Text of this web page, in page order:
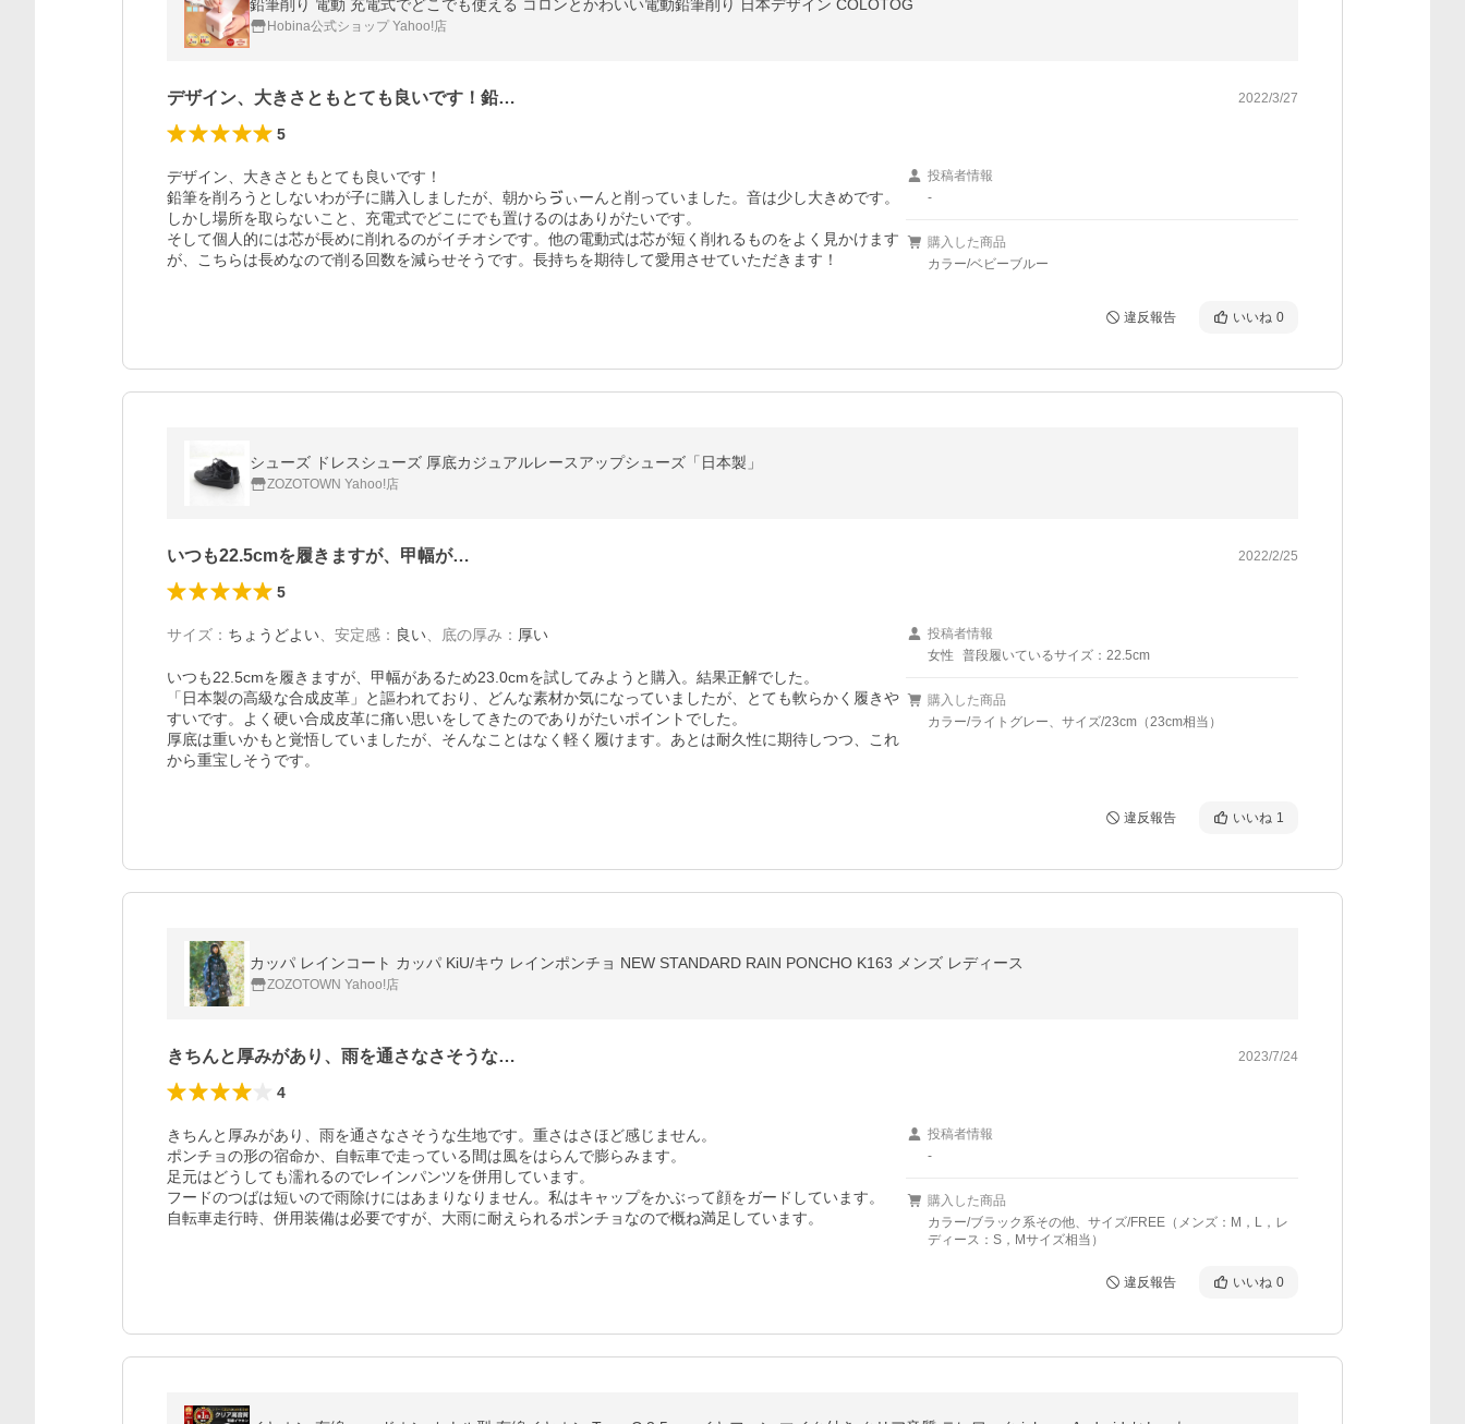
鉛筆削り 電動 充電式でどこでも使える コロンとかわいい電動鉛筆削り 日本デザイン COLOTOG
Hobina公式ショップ Yahoo!店
デザイン、大きさともとても良いです！鉛… 2022/3/27
5
デザイン、大きさともとても良いです！
鉛筆を削ろうとしないわが子に購入しましたが、朝からゔぃーんと削っていました。音は少し大きめです。
しかし場所を取らないこと、充電式でどこにでも置けるのはありがたいです。
そして個人的には芯が長めに削れるのがイチオシです。他の電動式は芯が短く削れるものをよく見かけます
が、こちらは長めなので削る回数を減らせそうです。長持ちを期待して愛用させていただきます！
投稿者情報
-
購入した商品
カラー/ベビーブルー
違反報告 いいね 0
シューズ ドレスシューズ 厚底カジュアルレースアップシューズ「日本製」
ZOZOTOWN Yahoo!店
いつも22.5cmを履きますが、甲幅が… 2022/2/25
5
サイズ ： ちょうどよい 安定感 ： 良い 底の厚み ： 厚い
いつも22.5cmを履きますが、甲幅があるため23.0cmを試してみようと購入。結果正解でした。
「日本製の高級な合成皮革」と謳われており、どんな素材か気になっていましたが、とても軟らかく履きや
すいです。よく硬い合成皮革に痛い思いをしてきたのでありがたいポイントでした。
厚底は重いかもと覚悟していましたが、そんなことはなく軽く履けます。あとは耐久性に期待しつつ、これ
から重宝しそうです。
投稿者情報
女性
普段履いているサイズ：22.5cm
購入した商品
カラー/ライトグレー、サイズ/23cm（23cm相当）
違反報告 いいね 1
カッパ レインコート カッパ KiU/キウ レインポンチョ NEW STANDARD RAIN PONCHO K163 メンズ レディース
ZOZOTOWN Yahoo!店
きちんと厚みがあり、雨を通さなさそうな… 2023/7/24
4
きちんと厚みがあり、雨を通さなさそうな生地です。重さはさほど感じません。
ポンチョの形の宿命か、自転車で走っている間は風をはらんで膨らみます。
足元はどうしても濡れるのでレインパンツを併用しています。
フードのつばは短いので雨除けにはあまりなりません。私はキャップをかぶって顔をガードしています。
自転車走行時、併用装備は必要ですが、大雨に耐えられるポンチョなので概ね満足しています。
投稿者情報
-
購入した商品
カラー/ブラック系その他、サイズ/FREE（メンズ：M，L，レ
ディース：S，Mサイズ相当）
違反報告 いいね 0